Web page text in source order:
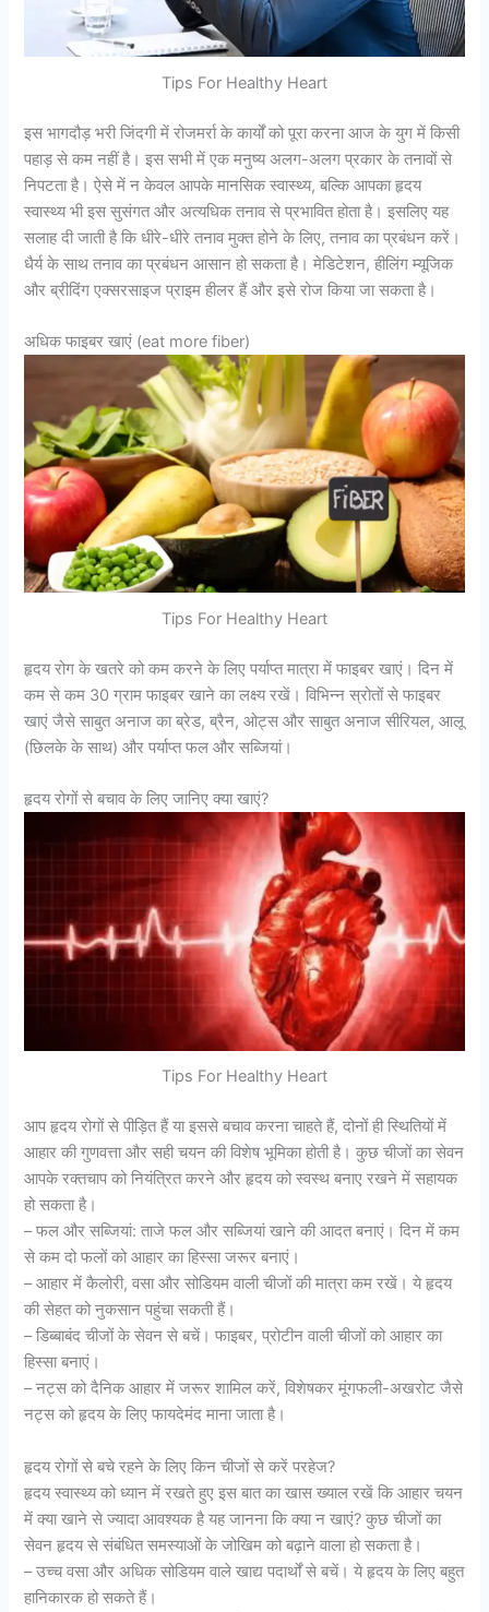
Tips For Healthy Heart
इस भागदौड़ भरी जिंदगी में रोजमर्रा के कार्यों को पूरा करना आज के युग में किसी
पहाड़ से कम नहीं है। इस सभी में एक मनुष्य अलग-अलग प्रकार के तनावों से
निपटता है। ऐसे में न केवल आपके मानसिक स्वास्थ्य, बल्कि आपका हृदय
स्वास्थ्य भी इस सुसंगत और अत्यधिक तनाव से प्रभावित होता है। इसलिए यह
सलाह दी जाती है कि धीरे-धीरे तनाव मुक्त होने के लिए, तनाव का प्रबंधन करें।
धैर्य के साथ तनाव का प्रबंधन आसान हो सकता है। मेडिटेशन, हीलिंग म्यूजिक
और ब्रीदिंग एक्सरसाइज प्राइम हीलर हैं और इसे रोज किया जा सकता है।
अधिक फाइबर खाएं (eat more fiber)
Tips For Healthy Heart
हृदय रोग के खतरे को कम करने के लिए पर्याप्त मात्रा में फाइबर खाएं। दिन में
कम से कम 30 ग्राम फाइबर खाने का लक्ष्य रखें। विभिन्न स्रोतों से फाइबर
खाएं जैसे साबुत अनाज का ब्रेड, ब्रैन, ओट्स और साबुत अनाज सीरियल, आलू
(छिलके के साथ) और पर्याप्त फल और सब्जियां।
हृदय रोगों से बचाव के लिए जानिए क्या खाएं?
Tips For Healthy Heart
आप हृदय रोगों से पीड़ित हैं या इससे बचाव करना चाहते हैं, दोनों ही स्थितियों में
आहार की गुणवत्ता और सही चयन की विशेष भूमिका होती है। कुछ चीजों का सेवन
आपके रक्तचाप को नियंत्रित करने और हृदय को स्वस्थ बनाए रखने में सहायक
हो सकता है।
– फल और सब्जियां: ताजे फल और सब्जियां खाने की आदत बनाएं। दिन में कम
से कम दो फलों को आहार का हिस्सा जरूर बनाएं।
– आहार में कैलोरी, वसा और सोडियम वाली चीजों की मात्रा कम रखें। ये हृदय
की सेहत को नुकसान पहुंचा सकती हैं।
– डिब्बाबंद चीजों के सेवन से बचें। फाइबर, प्रोटीन वाली चीजों को आहार का
हिस्सा बनाएं।
– नट्स को दैनिक आहार में जरूर शामिल करें, विशेषकर मूंगफली-अखरोट जैसे
नट्स को हृदय के लिए फायदेमंद माना जाता है।
हृदय रोगों से बचे रहने के लिए किन चीजों से करें परहेज?
हृदय स्वास्थ्य को ध्यान में रखते हुए इस बात का खास ख्याल रखें कि आहार चयन
में क्या खाने से ज्यादा आवश्यक है यह जानना कि क्या न खाएं? कुछ चीजों का
सेवन हृदय से संबंधित समस्याओं के जोखिम को बढ़ाने वाला हो सकता है।
– उच्च वसा और अधिक सोडियम वाले खाद्य पदार्थों से बचें। ये हृदय के लिए बहुत
हानिकारक हो सकते हैं।